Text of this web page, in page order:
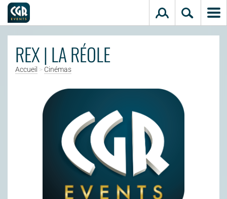
Aller au contenu principal
REX | LA RÉOLE
Accueil > Cinémas